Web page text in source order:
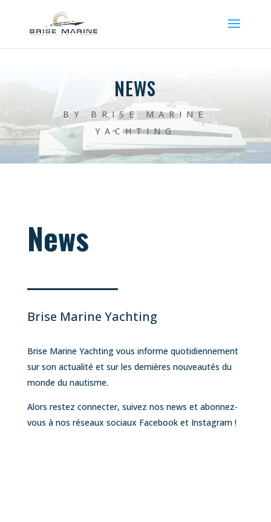
NEWS
BY BRISE MARINE
YACHTING
News
Brise Marine Yachting
Brise Marine Yachting vous informe quotidiennement
sur son actualité et sur les dernières nouveautés du
monde du nautisme.
Alors restez connecter, suivez nos news et abonnez-
vous à nos réseaux sociaux Facebook et Instagram !